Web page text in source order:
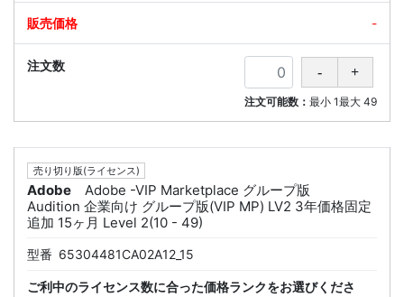
-
注文可能数： 最小 1最大 49
売り切り版(ライセンス)
Adobe
Adobe -VIP Marketplace グループ版
Audition 企業向け グループ版(VIP MP) LV2 3年価格固定
追加 15ヶ月 Level 2(10 - 49)
型番 65304481CA02A12_15
ご利中のライセンス数に合った価格ランクをお選びくださ